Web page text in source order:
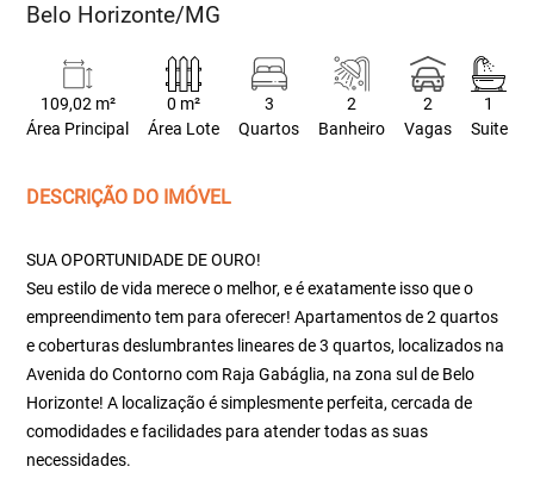
Belo Horizonte/MG
109,02 m²
Área Principal
0 m²
Área Lote
3
Quartos
2
Banheiro
2
Vagas
1
Suite
DESCRIÇÃO DO IMÓVEL
SUA OPORTUNIDADE DE OURO!
Seu estilo de vida merece o melhor, e é exatamente isso que o
empreendimento tem para oferecer! Apartamentos de 2 quartos
e coberturas deslumbrantes lineares de 3 quartos, localizados na
Avenida do Contorno com Raja Gabáglia, na zona sul de Belo
Horizonte! A localização é simplesmente perfeita, cercada de
comodidades e facilidades para atender todas as suas
necessidades.